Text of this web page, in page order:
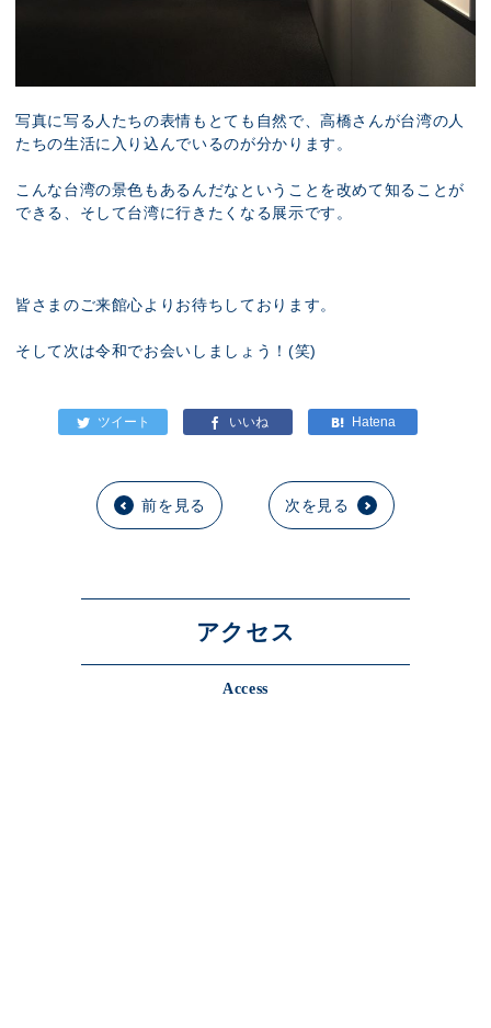
写真に写る人たちの表情もとても自然で、高橋さんが台湾の人
たちの生活に入り込んでいるのが分かります。
こんな台湾の景色もあるんだなということを改めて知ることが
できる、そして台湾に行きたくなる展示です。
皆さまのご来館心よりお待ちしております。
そして次は令和でお会いしましょう！(笑)
前を見る 次を見る
アクセス
Access